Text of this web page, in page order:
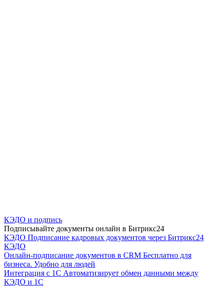
КЭДО и подпись
Подписывайте документы онлайн в Битрикс24
КЭДО Подписание кадровых документов через Битрикс24
КЭДО
Онлайн-подписание документов в CRM Бесплатно для
бизнеса. Удобно для людей
Интеграция с 1С Автоматизирует обмен данными между
КЭДО и 1С